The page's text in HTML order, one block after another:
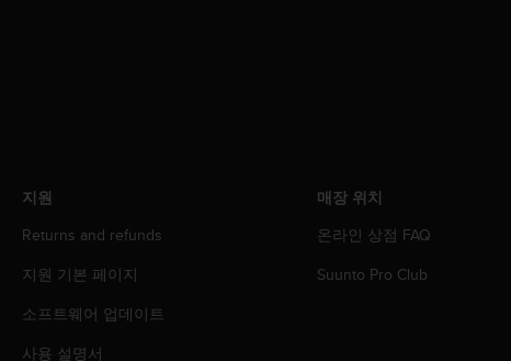
지원
Returns and refunds
지원 기본 페이지
소프트웨어 업데이트
사용 설명서
매장 위치
온라인 상점 FAQ
Suunto Pro Club